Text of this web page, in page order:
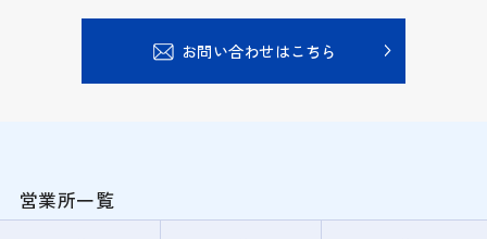
お問い合わせはこちら
営業所一覧